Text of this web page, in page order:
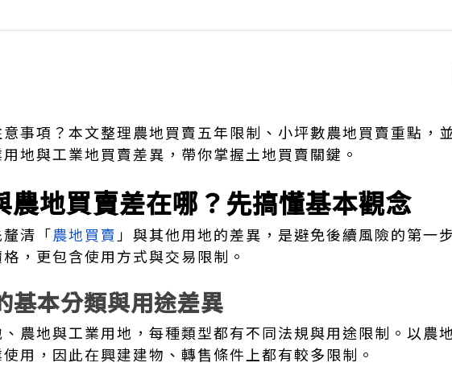
事項？本文整理農地買賣五年限制、小坪數農地買賣重點，
地與工業地買賣差異，帶你掌握土地買賣關鍵。
農地買賣差在哪？先搞懂基本觀念
清「農地買賣 」與其他用地的差異，是避免後續風險的第一
，更包含使用方式與交易限制。
基本分類與用途差異
農地與工業用地，每種類型都有不同法規與用途限制。以農
用，因此在興建建物、轉售條件上都有較多限制。